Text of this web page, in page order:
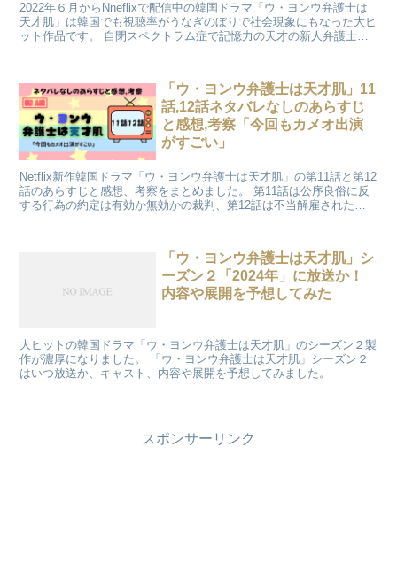
2022年６月からNneflixで配信中の韓国ドラマ「ウ・ヨンウ弁護士は
天才肌」は韓国でも視聴率がうなぎのぼりで社会現象にもなった大ヒ
ット作品です。 自閉スペクトラム症で記憶力の天才の新人弁護士が
「ウ・ヨンウ弁護士は天才肌」11
話,12話ネタバレなしのあらすじ
と感想,考察「今回もカメオ出演
がすごい」
Netflix新作韓国ドラマ「ウ・ヨンウ弁護士は天才肌」の第11話と第12
話のあらすじと感想、考察をまとめました。 第11話は公序良俗に反
する行為の約定は有効か無効かの裁判、第12話は不当解雇された者
「ウ・ヨンウ弁護士は天才肌」シ
ーズン２「2024年」に放送か！
内容や展開を予想してみた
大ヒットの韓国ドラマ「ウ・ヨンウ弁護士は天才肌」のシーズン２製
作が濃厚になりました。 「ウ・ヨンウ弁護士は天才肌」シーズン２
はいつ放送か、キャスト、内容や展開を予想してみました。
スポンサーリンク